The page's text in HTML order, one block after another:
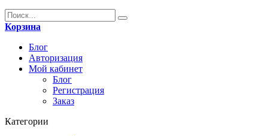
Корзина
Блог
Авторизация
Мой кабинет
Блог
Регистрация
Заказ
Категории